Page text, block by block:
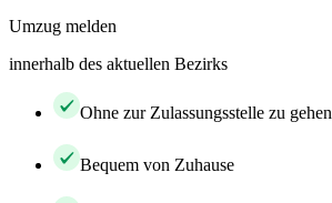
Umzug melden
innerhalb des aktuellen Bezirks
Ohne zur Zulassungsstelle zu gehen
Bequem von Zuhause